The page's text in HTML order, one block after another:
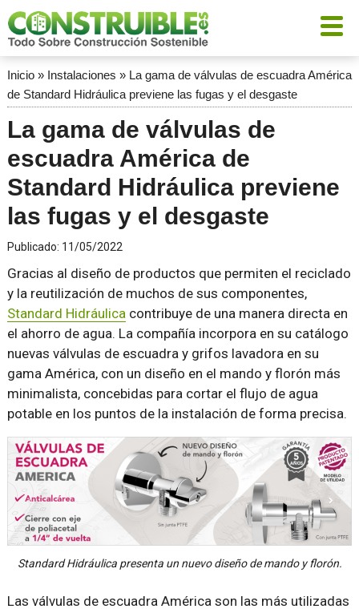
Inicio» Instalaciones » La gama de válvulas de escuadra América
de Standard Hidráulica previene las fugas y el desgaste
La gama de válvulas de
escuadra América de
Standard Hidráulica previene
las fugas y el desgaste
Publicado: 11/05/2022
Gracias al diseño de productos que permiten el reciclado
y la reutilización de muchos de sus componentes,
Standard Hidráulicacontribuye de una manera directa en
el ahorro de agua. La compañía incorpora en su catálogo
nuevas válvulas de escuadra y grifos lavadora en su
gama América, con un diseño en el mando y florón más
minimalista, concebidas para cortar el flujo de agua
potable en los puntos de la instalación de forma precisa.
Standard Hidráulica presenta un nuevo diseño de mando y florón.
Las válvulas de escuadra América son las más utilizadas